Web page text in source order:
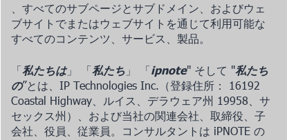
、すべてのサブページとサブドメイン、およびウェ
ブサイトでまたはウェブサイトを通じて利用可能な
すべてのコンテンツ、サービス、製品。
「私たちは」 「私たち 」 「ipnote" そして "私たち
の”とは、IP Technologies Inc.（登録住所： 16192
Coastal Highway、ルイス、デラウェア州 19958、サ
セックス州 ）、および当社の関連会社、取締役、子
会社、役員、従業員。コンサルタントは iPNOTE の